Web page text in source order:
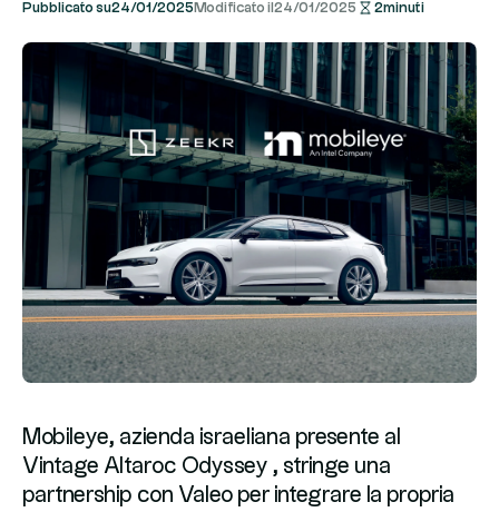
Pubblicato su24/01/2025 Modificato il 24/01/2025 2minuti
Mobileye, azienda israeliana presente al
Vintage Altaroc Odyssey , stringe una
partnership con Valeo per integrare la propria